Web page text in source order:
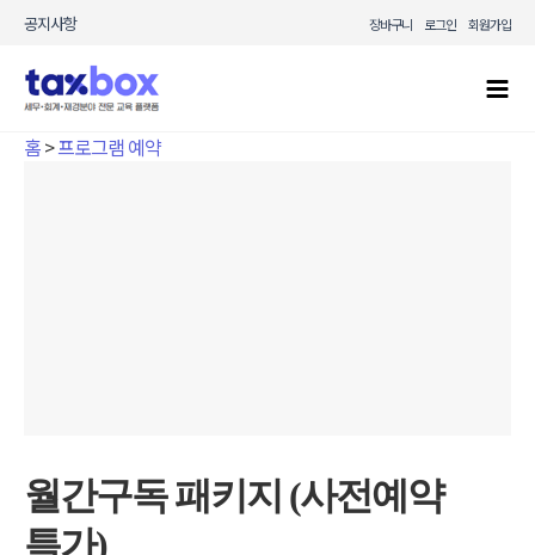
콘텐츠로
공지사항 장바구니 로그인 회원가입
홈>프로그램 예약
월간구독 패키지 (사전예약
특가)